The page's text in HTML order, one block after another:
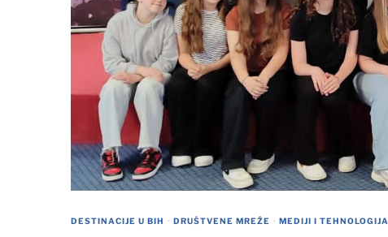
DESTINACIJE U BIH · DRUŠTVENE MREŽE · MEDIJI I TEHNOLOGIJA